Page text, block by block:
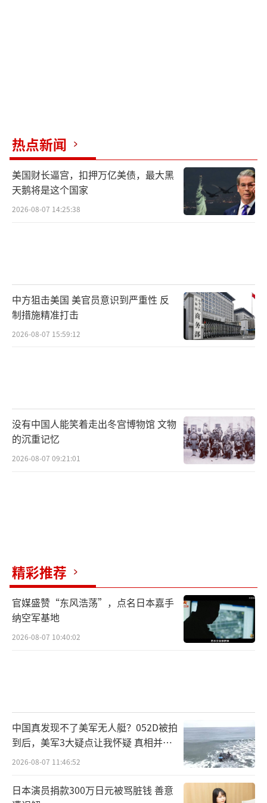
将会看到叙利亚政府军及其盟友升级对冲突降
级区伊德利卜省的军事行动，特别是在打击极
端武装武器输送通道方面。
热点新闻
美国财长逼宫，扣押万亿美债，最大黑
天鹅将是这个国家
2026-08-07 14:25:38
中方狙击美国 美官员意识到严重性 反
制措施精准打击
2026-08-07 15:59:12
没有中国人能笑着走出冬宫博物馆 文物
的沉重记忆
2026-08-07 09:21:01
精彩推荐
官媒盛赞“东风浩荡”，点名日本嘉手
纳空军基地
2026-08-07 10:40:02
中国真发现不了美军无人艇？052D被拍
到后，美军3大疑点让我怀疑 真相并非
如此
2026-08-07 11:46:52
日本演员捐款300万日元被骂脏钱 善意